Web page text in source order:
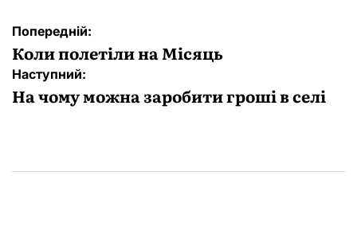
Навігація
записів
Попередній:
Коли полетіли на Місяць
Наступний:
На чому можна заробити гроші в селі